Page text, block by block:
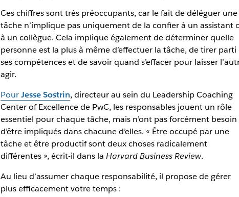
Ces chiffres sont très préoccupants, car le fait de déléguer une
tâche n’implique pas uniquement de la confier à un assistant
à un collègue. Cela implique également de déterminer quelle
personne est la plus à même d’effectuer la tâche, de tirer parti
ses compétences et de savoir quand s’effacer pour laisser
agir.
PourJesse Sostrin, directeur au sein du Leadership Coaching
Center of Excellence de PwC, les responsables jouent un rôle
essentiel pour chaque tâche, mais n’ont pas forcément besoin
d’être impliqués dans chacune d’elles. « Être occupé par une
tâche et être productif sont deux choses radicalement
différentes », écrit-il dans la Harvard Business Review.
Au lieu d’assumer chaque responsabilité, il propose de gérer
plus efficacement votre temps :